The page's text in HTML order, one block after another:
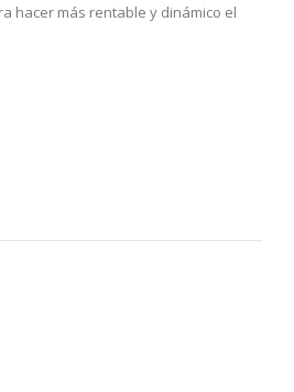
hacer más rentable y dinámico el